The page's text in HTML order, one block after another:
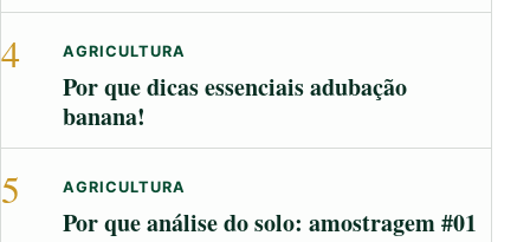
4 AGRICULTURA
Por que dicas essenciais adubação
banana!
5 AGRICULTURA
Por que análise do solo: amostragem #01